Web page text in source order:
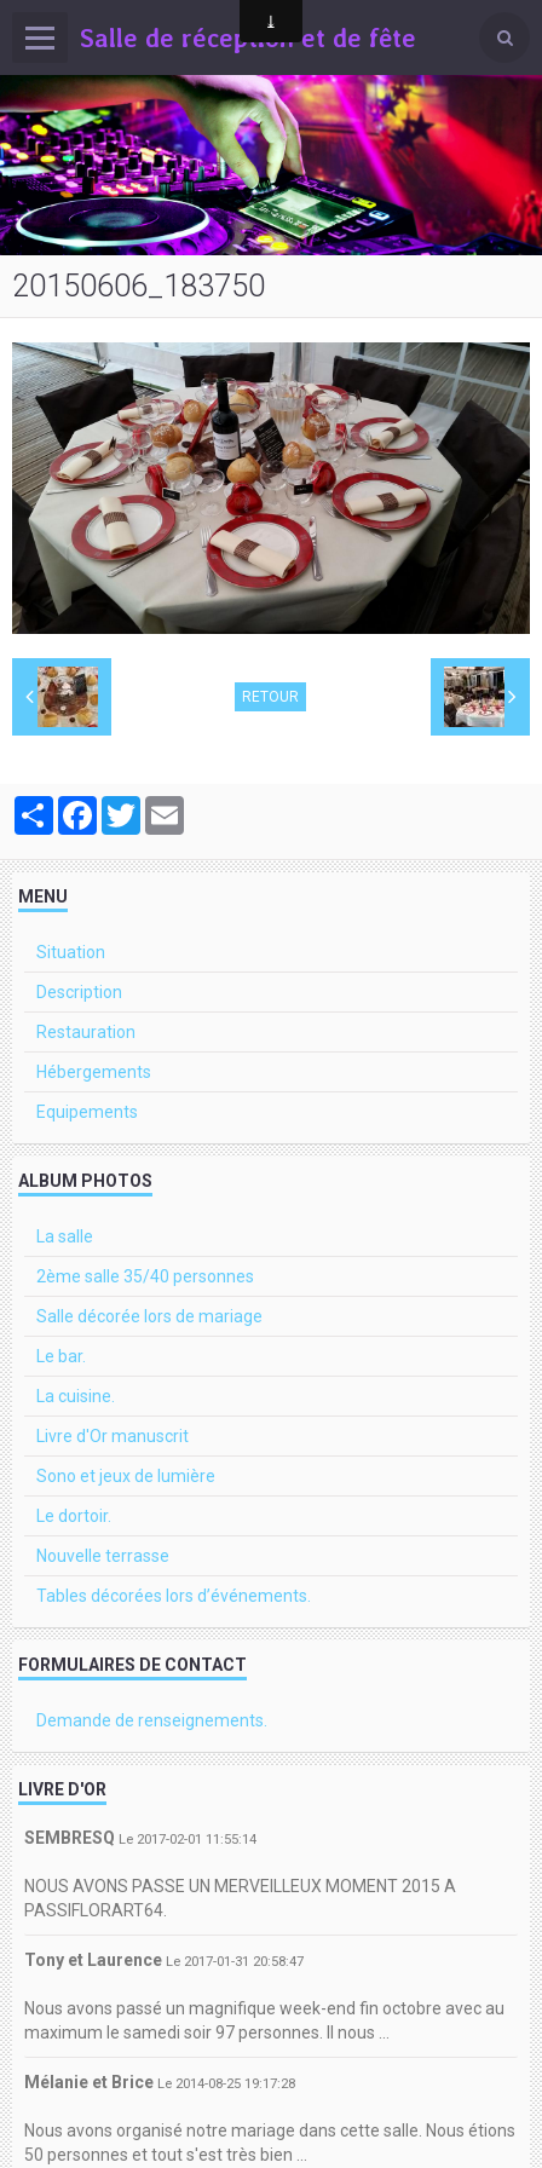
Salle de réception et de fête
20150606_183750
RETOUR
PartagerFacebook
Twitter
MENU
Situation
Description
Restauration
Hébergements
Equipements
ALBUM PHOTOS
La salle
2ème salle 35/40 personnes
Salle décorée lors de mariage
Le bar.
La cuisine.
Livre d'Or manuscrit
Sono et jeux de lumière
Le dortoir.
Nouvelle terrasse
Tables décorées lors d’événements.
FORMULAIRES DE CONTACT
Demande de renseignements.
LIVRE D'OR
SEMBRESQ Le 2017-02-01 11:55:14
NOUS AVONS PASSE UN MERVEILLEUX MOMENT 2015 A
PASSIFLORART64.
Tony et Laurence Le 2017-01-31 20:58:47
Nous avons passé un magnifique week-end fin octobre avec au
maximum le samedi soir 97 personnes. Il nous ...
Mélanie et Brice Le 2014-08-25 19:17:28
Nous avons organisé notre mariage dans cette salle. Nous étions
50 personnes et tout s'est très bien ...